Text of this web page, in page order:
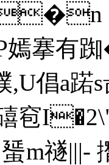
搴有
倡a蹃
蜑m禭